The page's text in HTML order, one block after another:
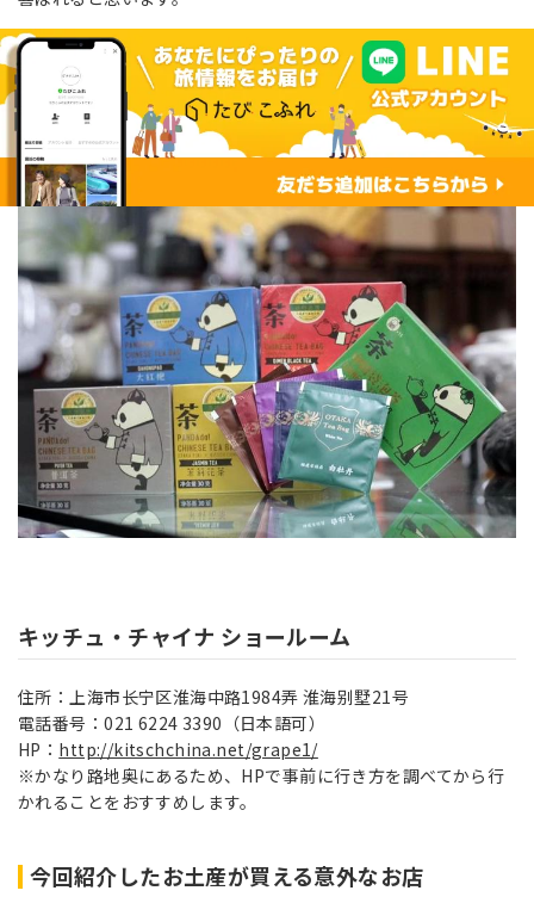
キッチュ・チャイナ ショールーム
住所：上海市长宁区淮海中路1984弄 淮海别墅21号
電話番号：021 6224 3390（日本語可）
HP： http://kitschchina.net/grape1/
※かなり路地奥にあるため、HPで事前に行き方を調べてから行
かれることをおすすめします。
今回紹介したお土産が買える意外なお店